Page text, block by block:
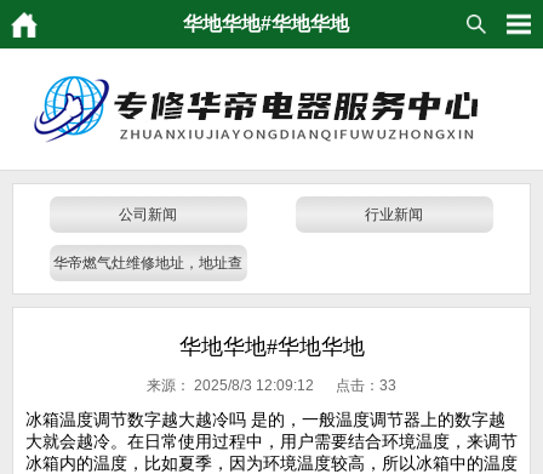
华地华地#华地华地
公司新闻 行业新闻
华帝燃气灶维修地址，地址查
华地华地#华地华地
来源： 2025/8/3 12:09:12 点击： 33
冰箱温度调节数字越大越冷吗 是的，一般温度调节器上的数字越
大就会越冷。在日常使用过程中，用户需要结合环境温度，来调节
冰箱内的温度，比如夏季，因为环境温度较高，所以冰箱中的温度